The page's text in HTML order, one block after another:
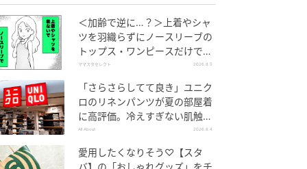
＜加齢で逆に…？＞上着やシャ
ツを羽織らずにノースリーブの
トップス・ワンピースだけで外
出できる？
ママスタセレクト 2026.8.5
「さらさらしてて良き」ユニク
ロのリネンパンツが夏の部屋着
に高評価。冷えすぎない肌触り
が決め手
All About 2026.8.4
愛用したくなりそう♡【スタ
バ】の「おしゃれグッズ」をチ